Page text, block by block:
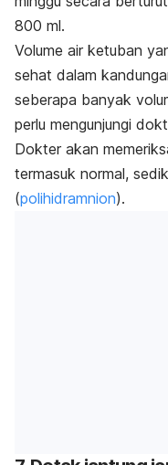
800 ml.
Volume air ketuban
sehat dalam
seberapa banyak
perlu mengunjungi
Dokter akan
termasuk normal,
(polihidramnion).